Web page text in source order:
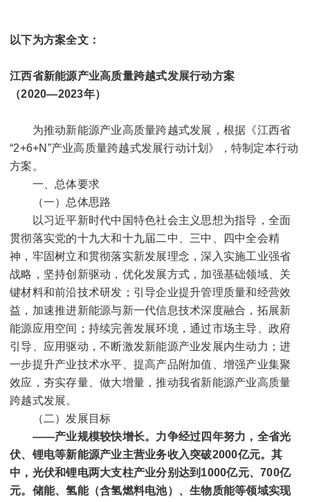
以下为方案全文：
江西省新能源产业高质量跨越式发展行动方案
（2020—2023年）
为推动新能源产业高质量跨越式发展，根据《江西省
“2+6+N ”产业高质量跨越式发展行动计划》，特制定本行动
方案。
一、总体要求
（一）总体思路
以习近平新时代中国特色社会主义思想为指导，全面
贯彻落实党的十九大和十九届二中、三中、四中全会精
神，牢固树立和贯彻落实新发展理念，深入实施工业强省
战略，坚持创新驱动，优化发展方式，加强基础领域、关
键材料和前沿技术研发；引导企业提升管理质量和经营效
益，加速推进新能源与新一代信息技术深度融合，拓展新
能源应用空间；持续完善发展环境，通过市场主导、政府
引导、应用驱动，不断激发新能源产业发展内生动力；进
一步提升产业技术水平、提高产品附加值、增强产业集聚
效应，夯实存量、做大增量，推动我省新能源产业高质量
跨越式发展。
（二）发展目标
——产业规模较快增长。 力争经过四年努力，全省光
伏、锂电等新能源产业主营业务收入突破2000亿元。其
中，光伏和锂电两大支柱产业分别达到 1000亿元、 700亿
元。 储能、氢能（含氢燃料电池）、生物质能等领域实现